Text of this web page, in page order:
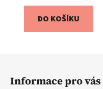
DO KOŠÍKU
Informace pro vás